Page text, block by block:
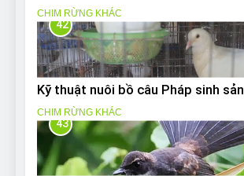
CHIM RỪNG KHÁC
42
Kỹ thuật nuôi bồ câu Pháp sinh sản
CHIM RỪNG KHÁC
43